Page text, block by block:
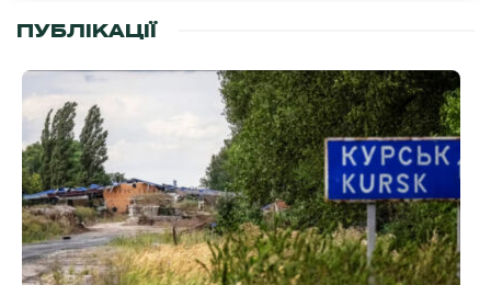
ПУБЛІКАЦІЇ